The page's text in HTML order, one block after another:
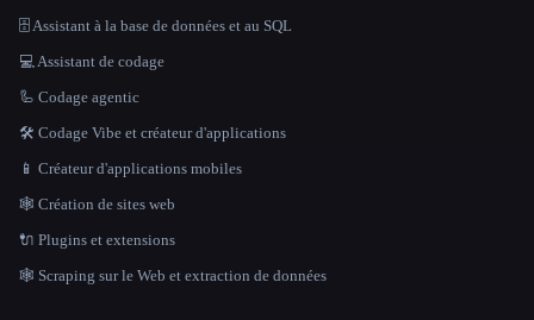
🗄️ Assistant à la base de données et au SQL
💻 Assistant de codage
🦾 Codage agentic
🛠️ Codage Vibe et créateur d'applications
📱 Créateur d'applications mobiles
🕸 Création de sites web
🔌 Plugins et extensions
🕸️ Scraping sur le Web et extraction de données